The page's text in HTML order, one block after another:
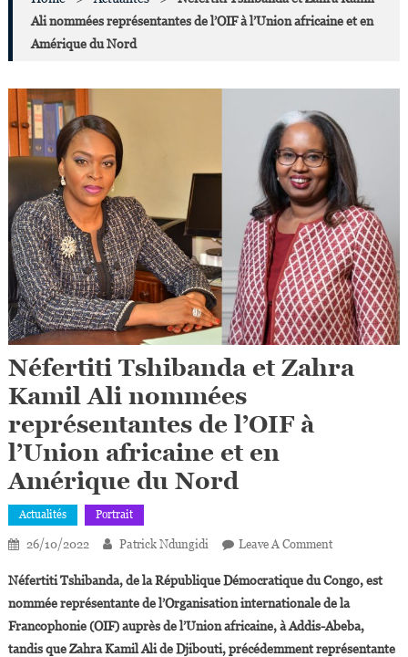
Ali nommées représentantes de l’OIF à l’Union africaine et en
Amérique du Nord
Néfertiti Tshibanda et Zahra
Kamil Ali nommées
représentantes de l’OIF à
l’Union africaine et en
Amérique du Nord
Actualités Portrait
26/10/2022 Patrick Ndungidi Leave A CommentOn
Tshibanda
Et
Zahra
Kamil
Néfertiti Tshibanda, de la République Démocratique du Congo, est
nommée représentante de l’Organisation internationale de la
Francophonie (OIF) auprès de l’Union africaine, à Addis-Abeba,
tandis que Zahra Kamil Ali de Djibouti, précédemment représentante